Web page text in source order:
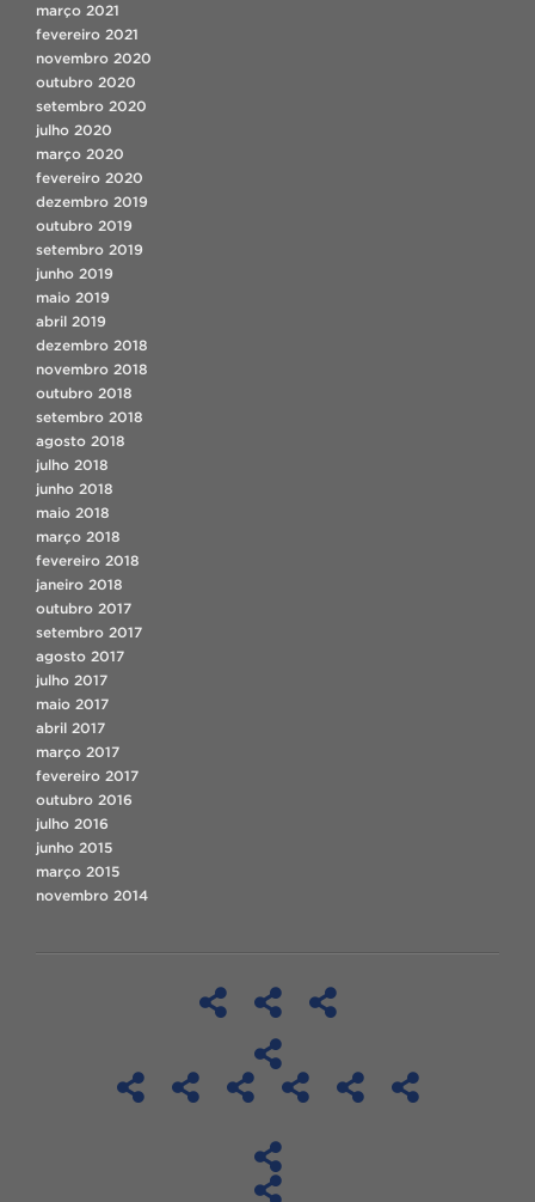
março 2021
fevereiro 2021
novembro 2020
outubro 2020
setembro 2020
julho 2020
março 2020
fevereiro 2020
dezembro 2019
outubro 2019
setembro 2019
junho 2019
maio 2019
abril 2019
dezembro 2018
novembro 2018
outubro 2018
setembro 2018
agosto 2018
julho 2018
junho 2018
maio 2018
março 2018
fevereiro 2018
janeiro 2018
outubro 2017
setembro 2017
agosto 2017
julho 2017
maio 2017
abril 2017
março 2017
fevereiro 2017
outubro 2016
julho 2016
junho 2015
março 2015
novembro 2014